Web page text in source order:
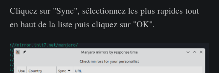
Cliquez sur "Sync", sélectionnez les plus rapides tout
en haut de la liste puis cliquez sur "OK".